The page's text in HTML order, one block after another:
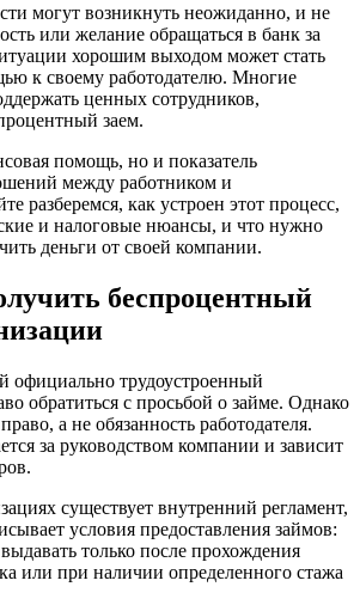
могут возникнуть неожиданно, и не
или желание обращаться в банк за
хорошим выходом может стать
к своему работодателю. Многие
ценных сотрудников,
заем.
помощь, но и показатель
между работником и
разберемся, как устроен этот процесс,
и налоговые нюансы, и что нужно
деньги от своей компании.
беспроцентный
официально трудоустроенный
обратиться с просьбой о займе. Однако
а не обязанность работодателя.
за руководством компании и зависит
существует внутренний регламент,
условия предоставления займов:
только после прохождения
или при наличии определенного стажа